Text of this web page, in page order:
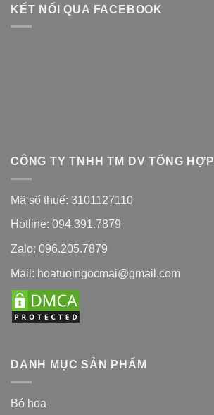
KẾT NỐI QUA FACEBOOK
CÔNG TY TNHH TM DV TỔNG HỢP
Mã số thuế: 3101127110
Hotline: 094.391.7879
Zalo: 096.205.7879
Mail: hoatuoingocmai@gmail.com
DANH MỤC SẢN PHẨM
Bó hoa